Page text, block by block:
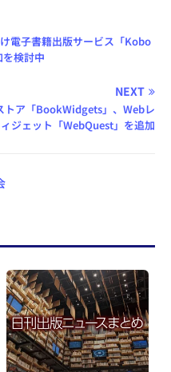
電子書籍出版サービス「Kobo
検討中
NEXT
トア「BookWidgets」、Webレ
ジェット「WebQuest」を追加